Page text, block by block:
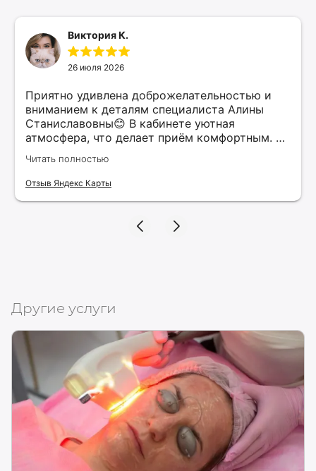
Виктория К.
26 июля 2026
Приятно удивлена доброжелательностью и
вниманием к деталям специалиста Алины
Станиславовны😊 В кабинете уютная
атмосфера, что делает приём комфортным. Я
ищет качественные услуги в косметологии.
Верю, что нашла своего косметолога и буду
Читать полностью
Отзыв Яндекс Карты
Другие услуги